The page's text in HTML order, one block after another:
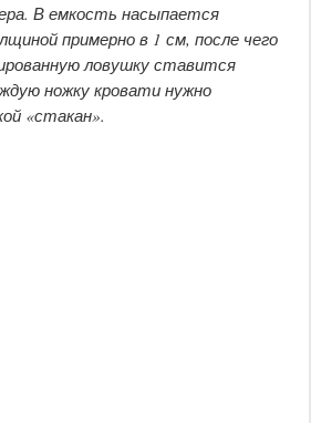
В емкость насыпается
примерно в 1 см, после чего
ловушку ставится
ножку кровати нужно
«стакан».